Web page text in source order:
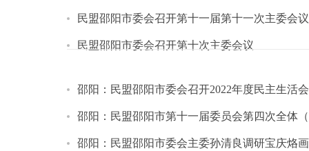
民盟邵阳市委会召开第十一届第十一次主委会议
民盟邵阳市委会召开第十次主委会议
邵阳：民盟邵阳市委会召开2022年度民主生活会
邵阳：民盟邵阳市第十一届委员会第四次全体
邵阳：民盟邵阳市委会主委孙清良调研宝庆烙